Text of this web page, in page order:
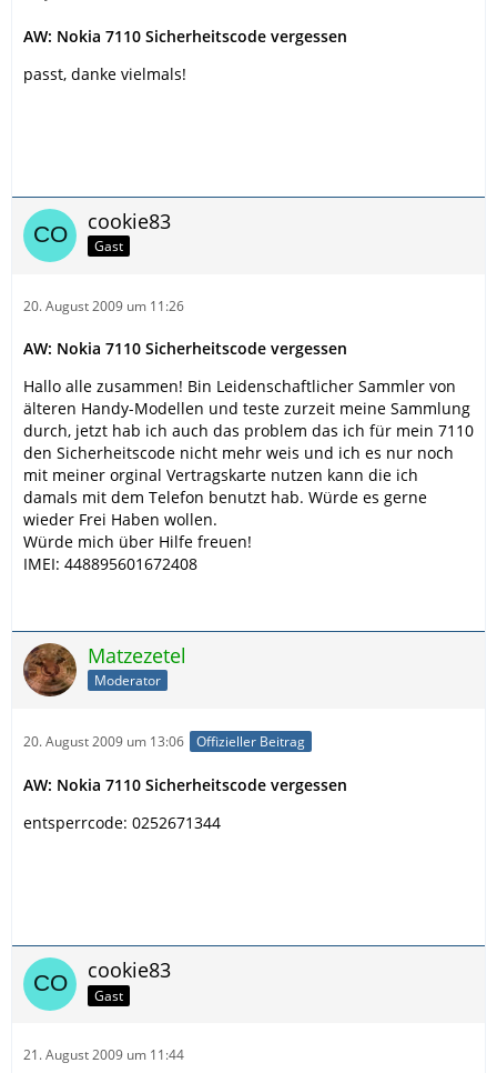
AW: Nokia 7110 Sicherheitscode vergessen
passt, danke vielmals!
cookie83
Gast
20. August 2009 um 11:26
AW: Nokia 7110 Sicherheitscode vergessen
Hallo alle zusammen! Bin Leidenschaftlicher Sammler von
älteren Handy-Modellen und teste zurzeit meine Sammlung
durch, jetzt hab ich auch das problem das ich für mein 7110
den Sicherheitscode nicht mehr weis und ich es nur noch
mit meiner orginal Vertragskarte nutzen kann die ich
damals mit dem Telefon benutzt hab. Würde es gerne
wieder Frei Haben wollen.
Würde mich über Hilfe freuen!
IMEI: 448895601672408
Matzezetel
Moderator
20. August 2009 um 13:06 Offizieller Beitrag
AW: Nokia 7110 Sicherheitscode vergessen
entsperrcode: 0252671344
cookie83
Gast
21. August 2009 um 11:44